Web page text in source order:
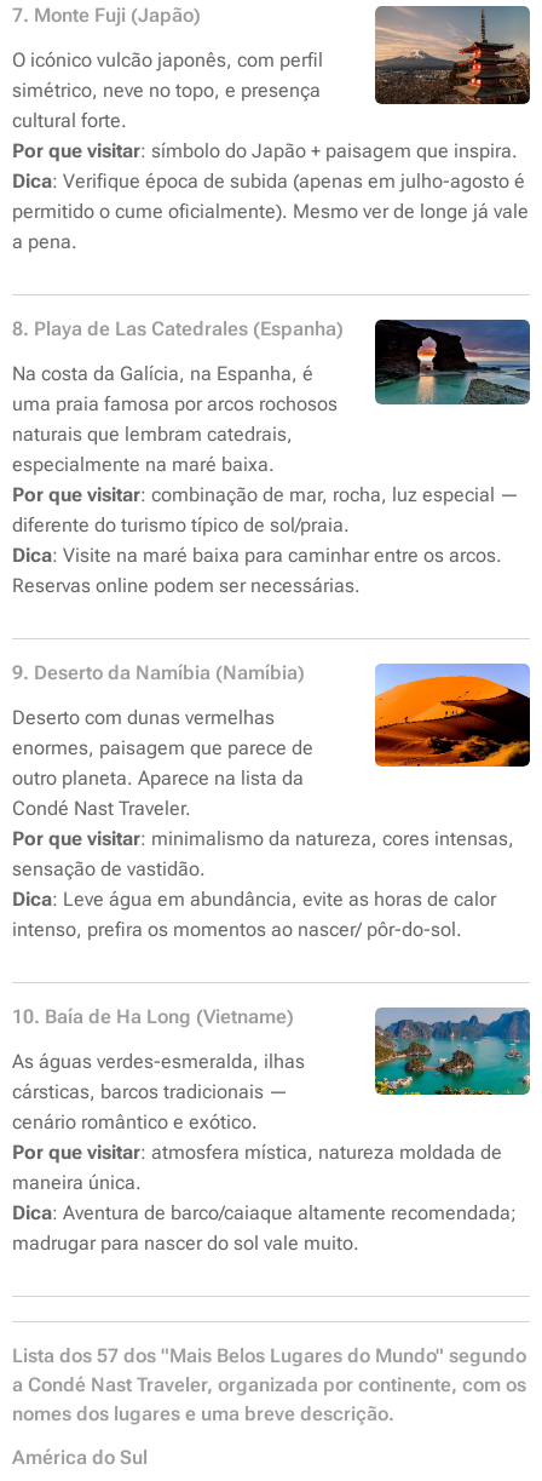
7. Monte Fuji (Japão)
O icónico vulcão japonês, com perfil
simétrico, neve no topo, e presença
cultural forte.
Por que visitar: símbolo do Japão + paisagem que inspira.
Dica: Verifique época de subida (apenas em julho-agosto é
permitido o cume oficialmente). Mesmo ver de longe já vale
a pena.
8. Playa de Las Catedrales (Espanha)
Na costa da Galícia, na Espanha, é
uma praia famosa por arcos rochosos
naturais que lembram catedrais,
especialmente na maré baixa.
Por que visitar: combinação de mar, rocha, luz especial —
diferente do turismo típico de sol/praia.
Dica: Visite na maré baixa para caminhar entre os arcos.
Reservas online podem ser necessárias.
9. Deserto da Namíbia (Namíbia)
Deserto com dunas vermelhas
enormes, paisagem que parece de
outro planeta. Aparece na lista da
Condé Nast Traveler.
Por que visitar: minimalismo da natureza, cores intensas,
sensação de vastidão.
Dica: Leve água em abundância, evite as horas de calor
intenso, prefira os momentos ao nascer/ pôr-do-sol.
10. Baía de Ha Long (Vietname)
As águas verdes-esmeralda, ilhas
cársticas, barcos tradicionais —
cenário romântico e exótico.
Por que visitar: atmosfera mística, natureza moldada de
maneira única.
Dica: Aventura de barco/caiaque altamente recomendada;
madrugar para nascer do sol vale muito.
Lista dos 57 dos "Mais Belos Lugares do Mundo" segundo
a Condé Nast Traveler, organizada por continente, com os
nomes dos lugares e ­uma breve descrição.
América do Sul